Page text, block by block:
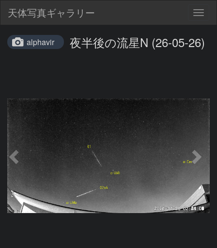
天体写真ギャラリー
alphavir 夜半後の流星N (26-05-26)